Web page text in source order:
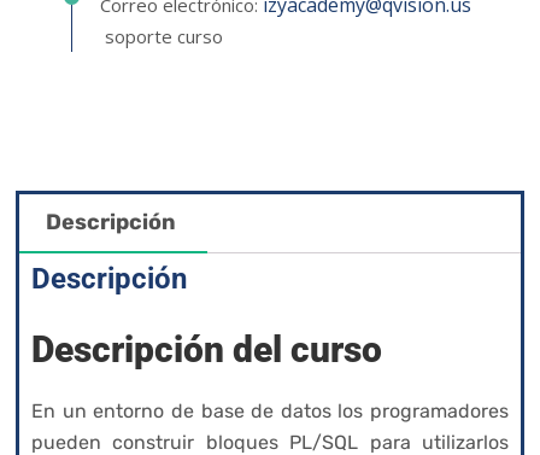
soporte curso
Descripción
Descripción
Descripción del curso
En un entorno de base de datos los programadores
pueden construir bloques PL/SQL para utilizarlos